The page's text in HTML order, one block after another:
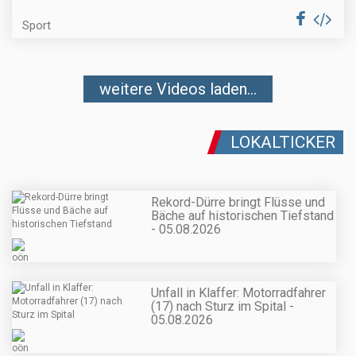
Sport
weitere Videos laden...
LOKALTICKER
Rekord-Dürre bringt Flüsse und
Bäche auf historischen Tiefstand
- 05.08.2026
Unfall in Klaffer: Motorradfahrer
(17) nach Sturz im Spital -
05.08.2026